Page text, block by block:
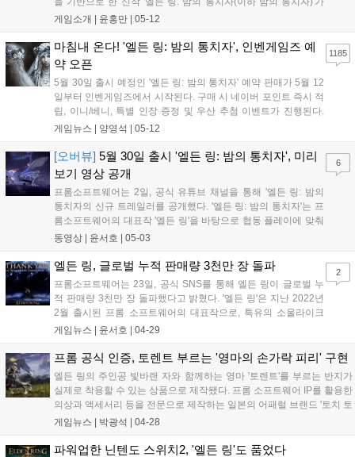
오는 5월 30일 정식 출시를 앞두고 있다. '밤의 통치자'는 엘든 링
의 콘텐츠를 확장하는 개념...
게임소개 | 윤홍만 | 05-12
마침내 온다! '엘든 링: 밤의 통치자', 인벤게임즈 예
약 오픈
5월 30일 출시 예정인 '엘든 링: 밤의 통치자' 예약 판매가 5월 12
일부터 인벤게임즈에서 시작된다. 구매 시 네이버 포인트 즉시 적
립, 이니/베니, 특별 인장 증정 및 우산 추첨 이벤트가 진행된다.
'밤의 통치자'는 '엘든 링'의 스핀 오프 게임으로, 8명의 '밤을 건너
벤게임즈는 입점 기념으로 5월 23일까지 기대평 댓글 이벤트를
진행, 추첨을 통해 우산을 증정한다....
게임뉴스 | 양영석 | 05-12
1185
[오버뷰] 5월 30일 출시 '엘든 링: 밤의 통치자', 미리
보기 영상 공개
프롬소프트웨어는 2일, 공식 유튜브 채널을 통해 '엘든 링: 밤의
통치자의 신규 트레일러를 공개했다. '엘든 링: 밤의 통치자'는 프
롬소프트웨어의 대표작 '엘든 링'을 바탕으로 협동 플레이에 맞춰
새롭게 재해석한 게임이다. 유저는 8명의 '밤을 건너는 자' 중 한
월 마련된 미디어 시연...
동영상 | 윤서호 | 05-03
6
엘든 링, 글로벌 누적 판매량 3천만 장 돌파
프롬소프트웨어는 23일, 공식 SNS를 통해 엘든 링이 글로벌 누
적 판매량 3천만 장 돌파했다고 밝혔다. '엘든 링'은 지난 2022년
2월 출시된 프롬 소프트웨어의 대표작으로, 특유의 소울라이크
액션에 독특한 미를 살린 오픈월드 그리고 다양한 전투 방식을 접
응할 수 있게 여러 보조 수단을 마련...
게임뉴스 | 윤서호 | 04-29
2
프롬 공식 인증, 토렌트 부르는 '영마의 손가락 피리' 구현
엘든 링의 주인공 빛바랜 자와 함께하는 영마 '토렌트'를 부르는 반지가
실제로 착용할 수 있는 상품으로 제작됐다. 프롬 소프트웨어 IP를 활용한
의상과 액세서리 등을 전문으로 제작하는 일본의 어패럴 브랜드 '토치 토
치(TORCH TORCH)'가 금일(28일), '엘든 링'에 등장하는 필수 아이템 중
게임뉴스 | 박광석 | 04-28
파워업한 닌텐도 스위치2, '엘든 링'도 품었다